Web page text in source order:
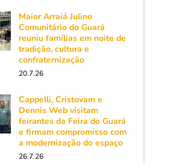
Maior Arraiá Julino
Comunitário do Guará
reuniu famílias em noite de
tradição, cultura e
confraternização
20.7.26
Cappelli, Cristovam e
Dennis Web visitam
feirantes da Feira do Guará
e firmam compromisso com
a modernização do espaço
26.7.26